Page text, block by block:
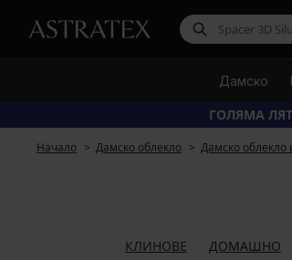
Дамско
ГОЛЯМА
Начало Дамско облекло Дамско облекло
КЛИНОВЕ ДОМАШНО